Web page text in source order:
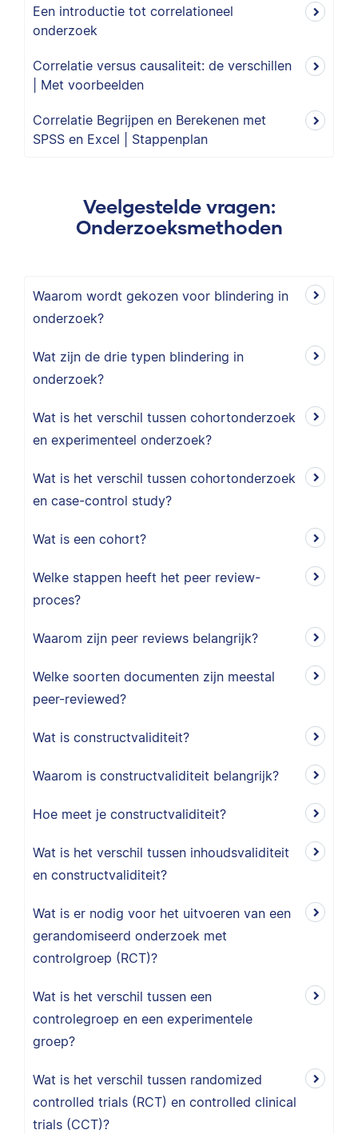
Een introductie tot correlationeel
onderzoek
Correlatie versus causaliteit: de verschillen
| Met voorbeelden
Correlatie Begrijpen en Berekenen met
SPSS en Excel | Stappenplan
Veelgestelde vragen:
Onderzoeksmethoden
Waarom wordt gekozen voor blindering in
onderzoek?
Wat zijn de drie typen blindering in
onderzoek?
Wat is het verschil tussen cohortonderzoek
en experimenteel onderzoek?
Wat is het verschil tussen cohortonderzoek
en case-control study?
Wat is een cohort?
Welke stappen heeft het peer review-
proces?
Waarom zijn peer reviews belangrijk?
Welke soorten documenten zijn meestal
peer-reviewed?
Wat is constructvaliditeit?
Waarom is constructvaliditeit belangrijk?
Hoe meet je constructvaliditeit?
Wat is het verschil tussen inhoudsvaliditeit
en constructvaliditeit?
Wat is er nodig voor het uitvoeren van een
gerandomiseerd onderzoek met
controlgroep (RCT)?
Wat is het verschil tussen een
controlegroep en een experimentele
groep?
Wat is het verschil tussen randomized
controlled trials (RCT) en controlled clinical
trials (CCT)?